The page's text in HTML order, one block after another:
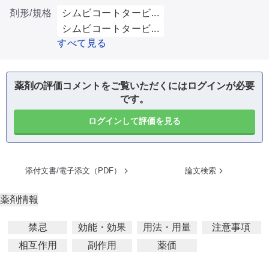
剤形/規格
シムビコートタービ...
シムビコートタービ...
すべて見る
薬剤の評価コメントをご覧いただくにはログインが必要
です。
ログインして評価を見る
添付文書/電子添文（PDF） 論文検索
薬剤情報
禁忌 効能・効果 用法・用量
注意事項
相互作用
副作用 薬価